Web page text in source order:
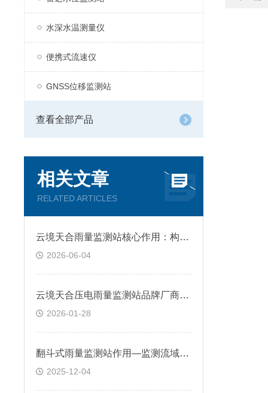
水深水温测量仪
便携式流速仪
GNSS位移监测站
查看全部产品
相关文章
RELATED ARTICLES
云境天合雨量监测站核心作用：构建感知—传输—分析—预警完整闭环
2026-06-04
云境天合压电雨量监测站品牌厂商：可对降水过程进行全程不间断监测
2026-01-28
翻斗式雨量监测站作用—监测流域内降水情况，为防洪抗旱决策提供依据
2025-12-04